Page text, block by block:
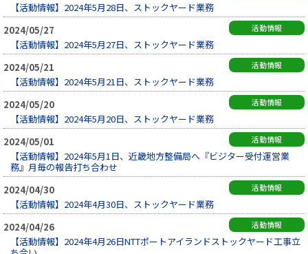
【活動情報】2024年5月28日、ストックヤード業務
2024/05/27
活動情報
【活動情報】2024年5月27日、ストックヤード業務
2024/05/21
活動情報
【活動情報】2024年5月21日、ストックヤード業務
2024/05/20
活動情報
【活動情報】2024年5月20日、ストックヤード業務
2024/05/01
活動情報
【活動情報】2024年5月1日、近畿地方整備局へ『ビジター受付運営業
務』月毎の報告打ち合わせ
2024/04/30
活動情報
【活動情報】2024年4月30日、ストックヤード業務
2024/04/26
活動情報
【活動情報】2024年4月26日NTTポートアイランドストックヤード工事立